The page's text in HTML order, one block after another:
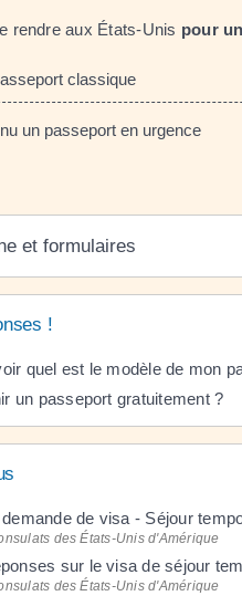
rendre aux États-Unis pour
classique
un passeport en urgence
et formulaires
!
quel est le modèle de mon
un passeport gratuitement ?
de visa - Séjour
des États-Unis d'Amérique
sur le visa de séjour
des États-Unis d'Amérique